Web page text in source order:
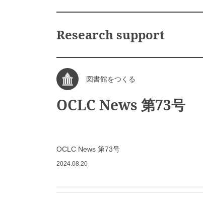
Research support
図書館をつくる
OCLC News 第73号
OCLC News 第73号
2024.08.20